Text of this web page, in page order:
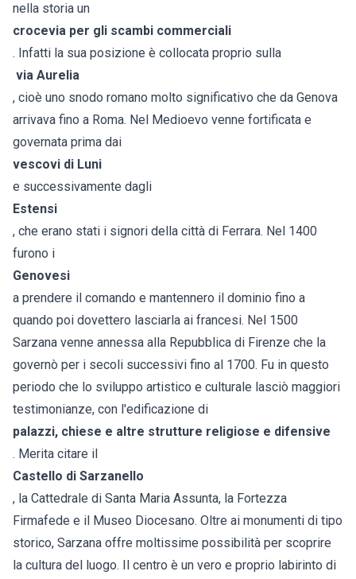
nella storia un
crocevia per gli scambi commerciali
. Infatti la sua posizione è collocata proprio sulla
via Aurelia
, cioè uno snodo romano molto significativo che da Genova
arrivava fino a Roma. Nel Medioevo venne fortificata e
governata prima dai
vescovi di Luni
e successivamente dagli
Estensi
, che erano stati i signori della città di Ferrara. Nel 1400
furono i
Genovesi
a prendere il comando e mantennero il dominio fino a
quando poi dovettero lasciarla ai francesi. Nel 1500
Sarzana venne annessa alla Repubblica di Firenze che la
governò per i secoli successivi fino al 1700. Fu in questo
periodo che lo sviluppo artistico e culturale lasciò maggiori
testimonianze, con l'edificazione di
palazzi, chiese e altre strutture religiose e difensive
. Merita citare il
Castello di Sarzanello
, la Cattedrale di Santa Maria Assunta, la Fortezza
Firmafede e il Museo Diocesano. Oltre ai monumenti di tipo
storico, Sarzana offre moltissime possibilità per scoprire
la cultura del luogo. Il centro è un vero e proprio labirinto di